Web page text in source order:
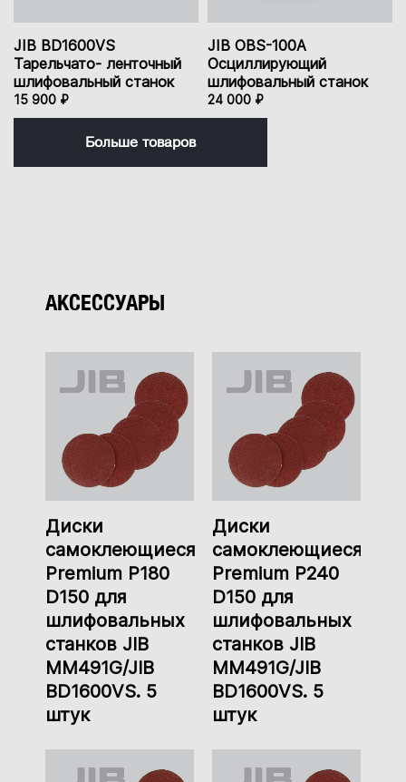
JIB BD1600VS
Тарельчато- ленточный
шлифовальный станок
15 900 ₽
JIB OBS-100A
Осциллирующий
шлифовальный станок
24 000 ₽
Больше товаров
АКСЕССУАРЫ
Диски
самоклеющиеся
Premium P180
D150 для
шлифовальных
станков JIB
MM491G/JIB
BD1600VS. 5
штук
Диски
самоклеющиеся
Premium P240
D150 для
шлифовальных
станков JIB
MM491G/JIB
BD1600VS. 5
штук